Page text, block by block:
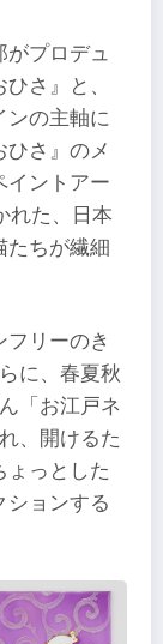
プロデュ
さ』と、
ンの主軸に
さ』のメ
イントアー
れた、日本
たちが繊細
リーのき
に、春夏秋
「お江戸ネ
、開けるた
ょっとした
ションする